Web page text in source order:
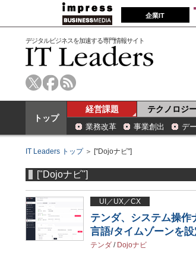
企業IT
デジタルビジネスを加速する専門情報サイト
トップ
経営課題 テクノロジ
業務改革 事業創出 デ
IT Leaders トップ＞ ["Dojoナビ"]
["Dojoナビ"]
UI／UX／CX
テンダ、システム操
言語/タイムゾーンを
テンダ / Dojoナビ